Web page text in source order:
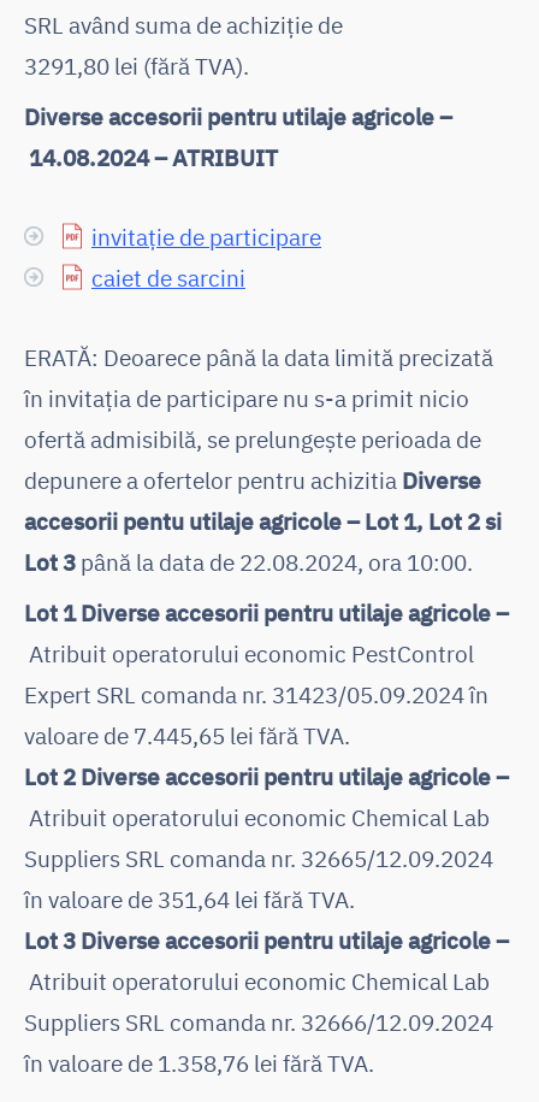
SRL având suma de achiziție de
3291,80 lei (fără TVA).
Diverse accesorii pentru utilaje agricole –
14.08.2024 – ATRIBUIT
invitație de participare
caiet de sarcini
ERATĂ: Deoarece până la data limită precizată
în invitația de participare nu s-a primit nicio
ofertă admisibilă, se prelungește perioada de
depunere a ofertelor pentru achizitia Diverse
accesorii pentu utilaje agricole – Lot 1, Lot 2 si
Lot 3 până la data de 22.08.2024, ora 10:00.
Lot 1 Diverse accesorii pentru utilaje agricole –
Atribuit operatorului economic PestControl
Expert SRL comanda nr. 31423/05.09.2024 în
valoare de 7.445,65 lei fără TVA.
Lot 2 Diverse accesorii pentru utilaje agricole –
Atribuit operatorului economic Chemical Lab
Suppliers SRL comanda nr. 32665/12.09.2024
în valoare de 351,64 lei fără TVA.
Lot 3 Diverse accesorii pentru utilaje agricole –
Atribuit operatorului economic Chemical Lab
Suppliers SRL comanda nr. 32666/12.09.2024
în valoare de 1.358,76 lei fără TVA.